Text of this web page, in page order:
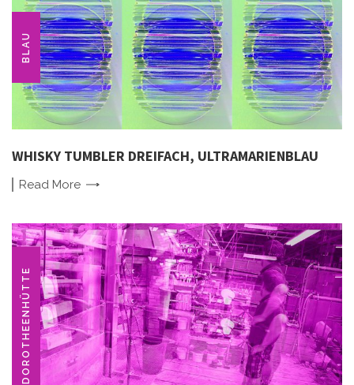
BLAU
WHISKY TUMBLER DREIFACH, ULTRAMARIENBLAU
Read More
DOROTHEENHÜTTE